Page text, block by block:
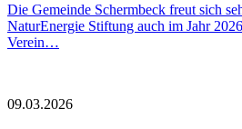
Die Gemeinde Schermbeck freut sich
NaturEnergie Stiftung auch im Jahr
Verein…
09.03.2026